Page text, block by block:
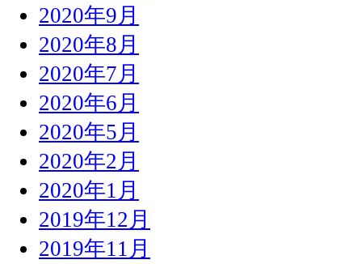
2020年9月
2020年8月
2020年7月
2020年6月
2020年5月
2020年2月
2020年1月
2019年12月
2019年11月